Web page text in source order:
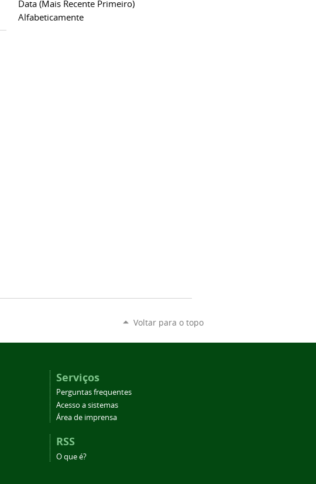
Data (mais Recente Primeiro)
Alfabeticamente
Voltar para o topo
Serviços
Perguntas frequentes
Acesso a sistemas
Área de imprensa
RSS
O que é?